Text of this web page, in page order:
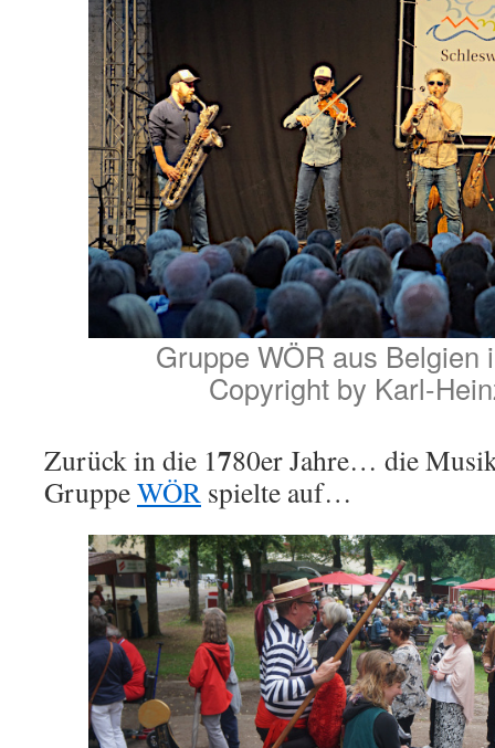
Gruppe WÖR aus Belgien
Copyright by Karl-
Zurück in die 1780er Jahre… die
GruppeWÖR spielte auf…